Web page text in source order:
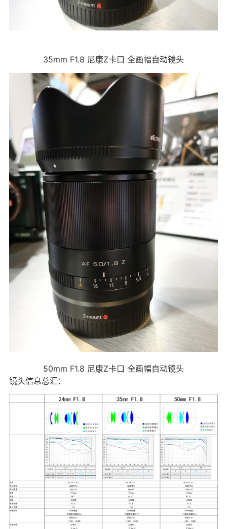
35mm F1.8 尼康Z卡口 全画幅自动镜头
50mm F1.8 尼康Z卡口 全画幅自动镜头
镜头信息总汇：